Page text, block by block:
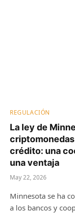
REGULACIÓN
La ley de
crédito: una
una ventaja
May 22, 2026
Minnesota se ha
a los bancos y